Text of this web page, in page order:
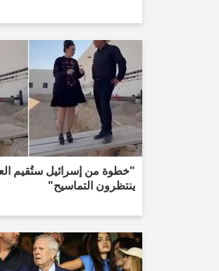
"خطوة من إسرائيل ستُقيم
ينتظرون التماسيح"